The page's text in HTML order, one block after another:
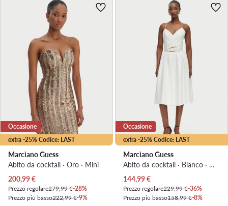
extra -25% Codice: LAST
Occasione
Marciano Guess
Abito da cocktail · Oro · Mini
Prezzo attuale
200,99€
Prezzo regolare279,99 €-28%
Prezzo più basso222,99 €-9%
extra -25% Codice: LAST
Occasione
Marciano Guess
Abito da cocktail · Bianco · Midi
Prezzo attuale
144,99€
Prezzo regolare229,99 €-36%
Prezzo più basso158,99 €-8%